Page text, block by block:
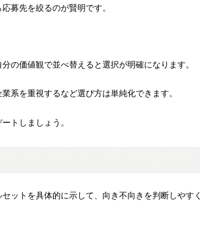
募先を絞るのが賢明です。
の価値観で並べ替えると選択が明確になります。
系を重視するなど選び方は単純化できます。
トしましょう。
ットを具体的に示して、向き不向きを判断しやすく